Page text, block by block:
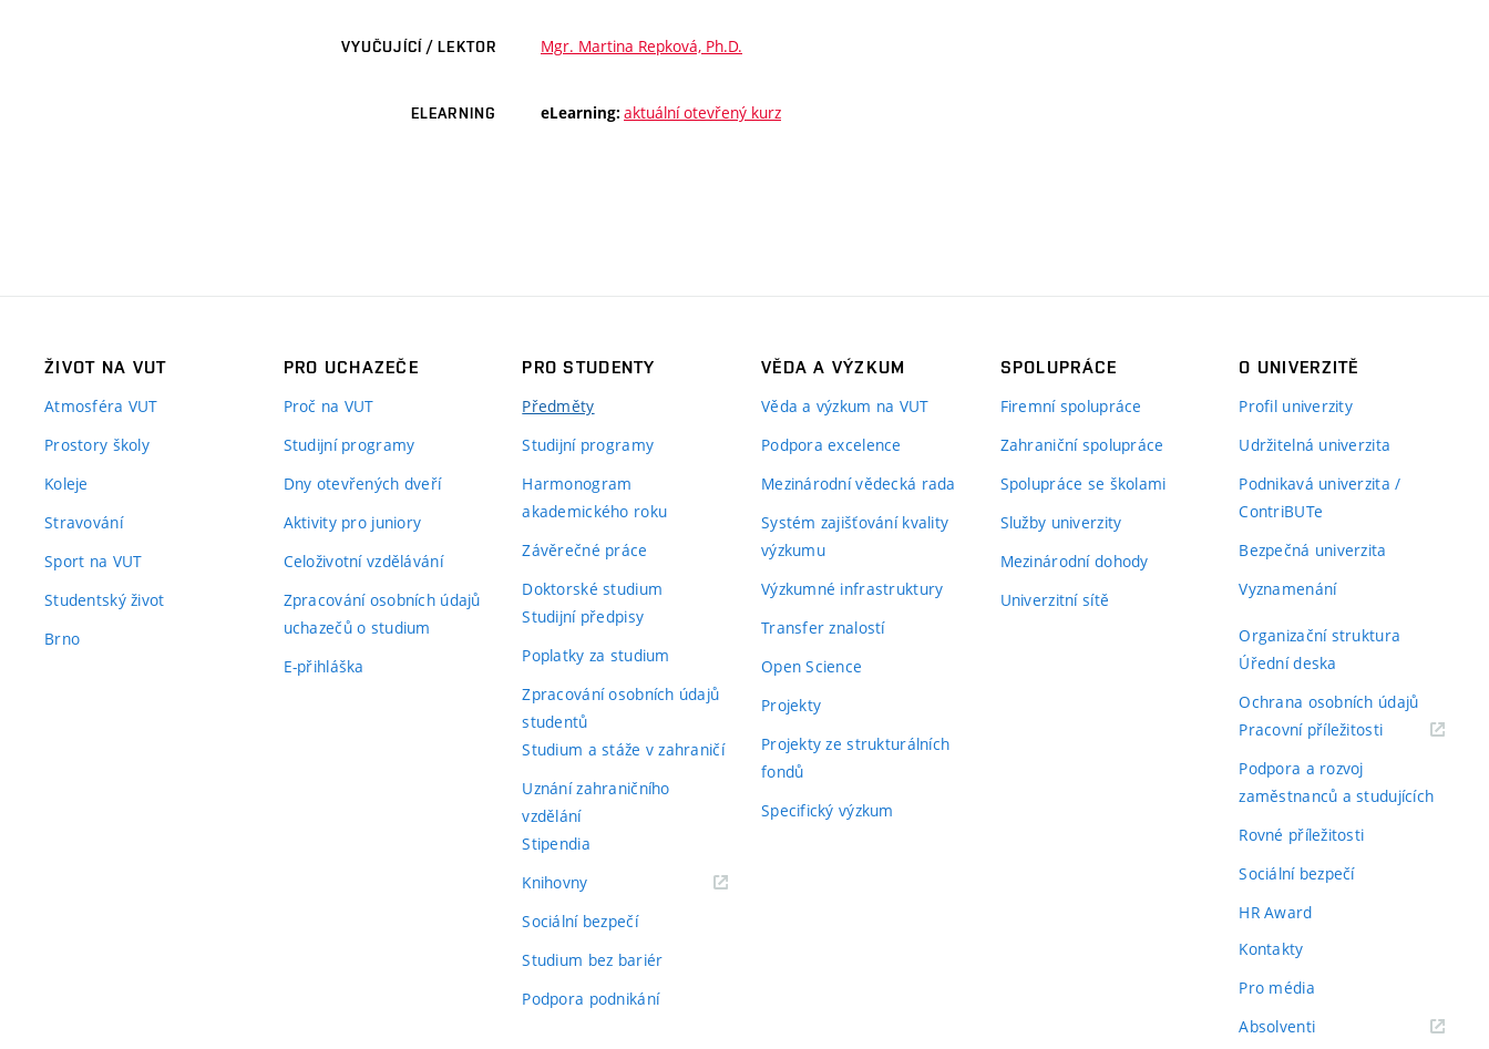
VYUČUJÍCÍ / LEKTOR Mgr. Martina Repková, Ph.D.
ELEARNING eLearning: aktuální otevřený kurz
ŽIVOT NA VUT
Atmosféra VUT
Prostory školy
Koleje
Stravování
Sport na VUT
Studentský život
Brno
PRO UCHAZEČE
Proč na VUT
Studijní programy
Dny otevřených dveří
Aktivity pro juniory
Celoživotní vzdělávání
Zpracování osobních údajů
uchazečů o studium
E-přihláška
PRO STUDENTY
Předměty
Studijní programy
Harmonogram
akademického roku
Závěrečné práce
Doktorské studium
Studijní předpisy
Poplatky za studium
Zpracování osobních údajů
studentů
Studium a stáže v zahraničí
Uznání zahraničního
vzdělání
Stipendia
Knihovny(externí
Sociální bezpečí
Studium bez bariér
Podpora podnikání
VĚDA A VÝZKUM
Věda a výzkum na VUT
Podpora excelence
Mezinárodní vědecká rada
Systém zajišťování kvality
výzkumu
Výzkumné infrastruktury
Transfer znalostí
Open Science
Projekty
Projekty ze strukturálních
fondů
Specifický výzkum
SPOLUPRÁCE
Firemní spolupráce
Zahraniční spolupráce
Spolupráce se školami
Služby univerzity
Mezinárodní dohody
Univerzitní sítě
O UNIVERZITĚ
Profil univerzity
Udržitelná univerzita
Podnikavá univerzita /
ContriBUTe
Bezpečná univerzita
Vyznamenání
Organizační struktura
Úřední deska
Ochrana osobních údajů
Pracovní příležitosti(externí
Podpora a rozvoj
zaměstnanců a studujících
Rovné příležitosti
Sociální bezpečí
HR Award
Kontakty
Pro média
Absolventi(externí